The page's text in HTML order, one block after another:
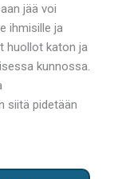
jää voi
ihmisille ja
huollot katon ja
kunnossa.
siitä pidetään